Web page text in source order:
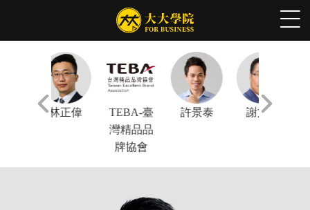
林正偉
TEBA-臺
灣精品品
許景泰 謝文憲